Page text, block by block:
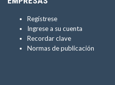
Regístrese
Ingrese a su cuenta
Recordar clave
Normas de publicación